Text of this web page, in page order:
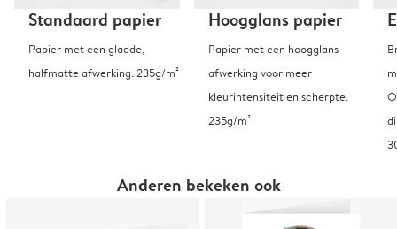
Standaard papier
Papier met een gladde,
halfmatte afwerking. 235g/m²
Hoogglans papier
Papier met een hoogglans
afwerking voor meer
kleurintensiteit en scherpte.
235g/m²
Anderen bekeken ook